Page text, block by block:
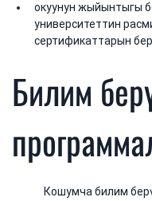
окуунун жыйынтыгы
университеттин
сертификаттарын
Билим